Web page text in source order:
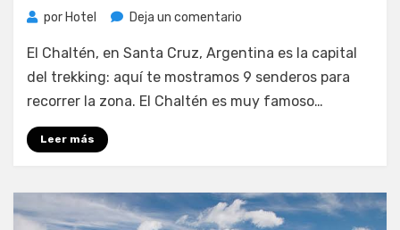
por Hotel Deja un comentario
Chaltén,
capital
del
recorrer
El Chaltén, en Santa Cruz, Argentina es la capital
del trekking: aquí te mostramos 9 senderos para
recorrer la zona. El Chaltén es muy famoso…
Leer más